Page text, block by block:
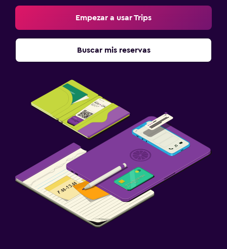
Empezar a usar Trips
Buscar mis reservas